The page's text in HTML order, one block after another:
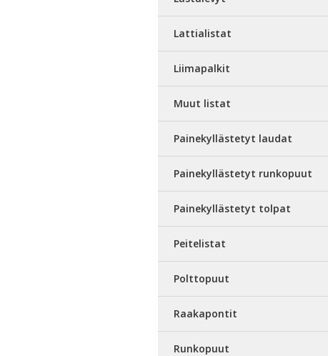
Lattialistat
Liimapalkit
Muut listat
Painekyllästetyt laudat
Painekyllästetyt runkopuut
Painekyllästetyt tolpat
Peitelistat
Polttopuut
Raakapontit
Runkopuut